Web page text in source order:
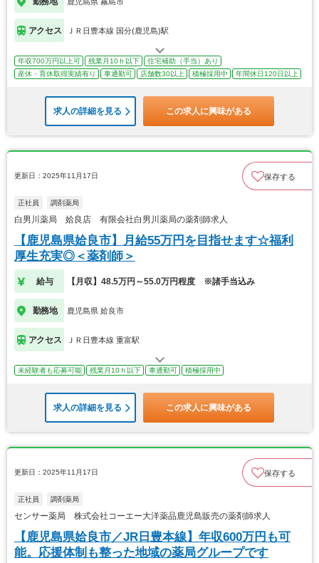
アクセス ＪＲ日豊本線 国分(鹿児島)駅
年収700万円以上可 残業月10ｈ以下
住宅補助（手当）あり
産休・育休取得実績有り
車通勤可 店舗数30以上 積極採用中 年間休日120日以上
求人の詳細を見る この求人に興味がある
更新日：2025年11月17日 保存する
正社員 調剤薬局
白男川薬局 姶良店 有限会社白男川薬局の薬剤師求人
【鹿児島県姶良市】月給55万円を目指せます☆福利
厚生充実◎＜薬剤師＞
給与 【月収】48.5万円～55.0万円程度 ※諸手当込み
勤務地 鹿児島県 姶良市
アクセス ＪＲ日豊本線 重富駅
未経験者も応募可能 残業月10ｈ以下 車通勤可 積極採用中
求人の詳細を見る この求人に興味がある
更新日：2025年11月17日 保存する
正社員 調剤薬局
センサー薬局 株式会社コーエー大洋薬品鹿児島販売の薬剤師求人
【鹿児島県姶良市／JR日豊本線】年収600万円も可
能。応援体制も整った地域の薬局グループです